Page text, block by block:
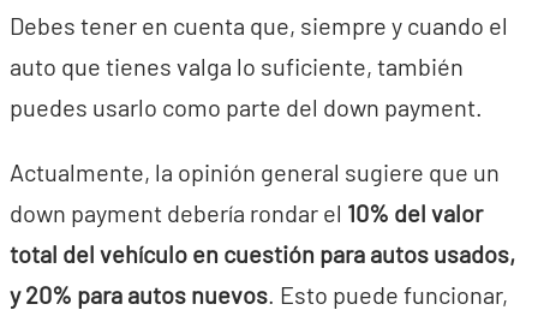
Debes tener en cuenta que, siempre y cuando el
auto que tienes valga lo suficiente, también
puedes usarlo como parte del down payment.
Actualmente, la opinión general sugiere que un
down payment debería rondar el 10% del valor
total del vehículo en cuestión para autos usados,
y 20% para autos nuevos. Esto puede funcionar,